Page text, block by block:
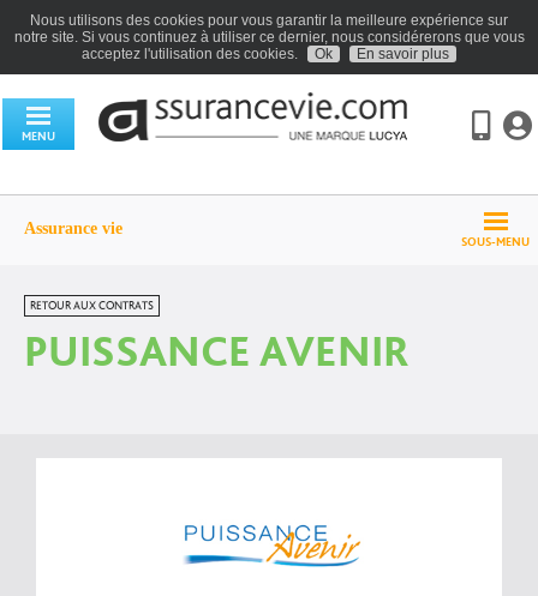
Nous utilisons des cookies pour vous garantir la meilleure expérience sur
notre site. Si vous continuez à utiliser ce dernier, nous considérerons que vous
acceptez l'utilisation des cookies.
Ok En savoir plus
MENU
SOUS-MENU
Assurance vie
RETOUR AUX CONTRATS
PUISSANCE AVENIR